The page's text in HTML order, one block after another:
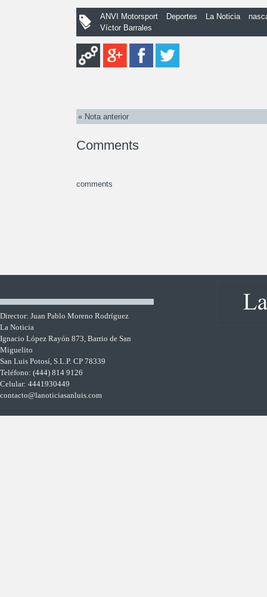
ANVI Motorsport Deportes La Noticia
Víctor Barrales
« Nota anterior
Comments
comments
Director: Juan Pablo Moreno Rodríguez
La Noticia
Ignacio López Rayón 873, Barrio de San
Miguelito
San Luis Potosí, S.L.P. CP 78339
Teléfono: (444) 814 9126
Celular: 4441930449
contacto@lanoticiasanluis.com